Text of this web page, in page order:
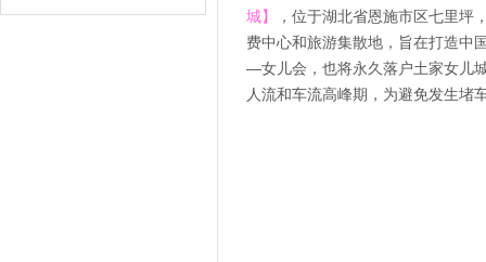
城】
，位于湖北省恩施市区七里
费中心和旅游集散地，旨在打造中
—女儿会，也将永久落户土家女儿
人流和车流高峰期，为避免发生堵